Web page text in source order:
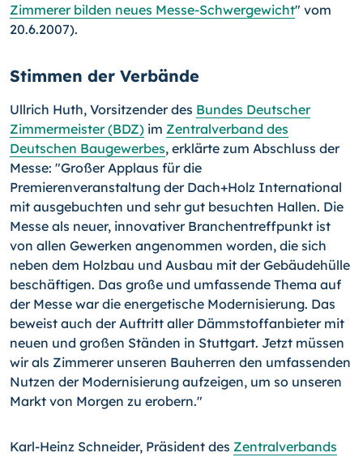
Zimmerer bilden neues Messe-Schwergewicht" vom
20.6.2007).
Stimmen der Verbände
Ullrich Huth, Vorsitzender des Bundes Deutscher
Zimmermeister (BDZ) im Zentralverband des
Deutschen Baugewerbes, erklärte zum Abschluss der
Messe: "Großer Applaus für die
Premierenveranstaltung der Dach+Holz International
mit ausgebuchten und sehr gut besuchten Hallen. Die
Messe als neuer, innovativer Branchentreffpunkt ist
von allen Gewerken angenommen worden, die sich
neben dem Holzbau und Ausbau mit der Gebäudehülle
beschäftigen. Das große und umfassende Thema auf
der Messe war die energetische Modernisierung. Das
beweist auch der Auftritt aller Dämmstoffanbieter mit
neuen und großen Ständen in Stuttgart. Jetzt müssen
wir als Zimmerer unseren Bauherren den umfassenden
Nutzen der Modernisierung aufzeigen, um so unseren
Markt von Morgen zu erobern."
Karl-Heinz Schneider, Präsident des Zentralverbands